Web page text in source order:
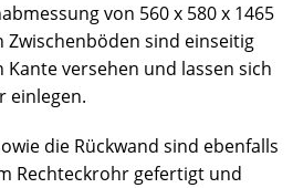
von 560 x 580 x 1465
Zwischenböden sind einseitig
versehen und lassen sich
einlegen.
die Rückwand sind ebenfalls
Rechteckrohr gefertigt und